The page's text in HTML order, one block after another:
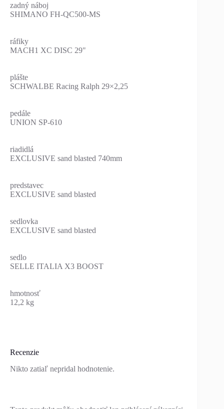
zadný náboj
SHIMANO FH-QC500-MS
ráfiky
MACH1 XC DISC 29"
plášte
SCHWALBE Racing Ralph 29×2,25
pedále
UNION SP-610
riadidlá
EXCLUSIVE sand blasted 740mm
predstavec
EXCLUSIVE sand blasted
sedlovka
EXCLUSIVE sand blasted
sedlo
SELLE ITALIA X3 BOOST
hmotnosť
12,2 kg
Recenzie
Nikto zatiaľ nepridal hodnotenie.